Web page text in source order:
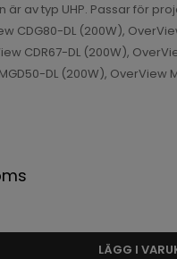
är av typ UHP. Passar för
CDG80-DL (200W),
CDR67-DL (200W),
DL (200W), OverView
LÄGG I